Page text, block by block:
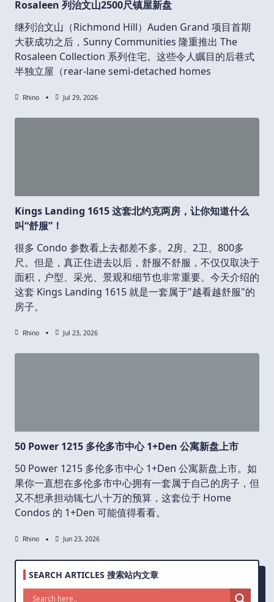
Rosaleen 列治文山2500尺镇屋新盘
继列治文山（Richmond Hill）Auden Grand 项目首期
大获成功之后，Sunny Communities 隆重推出 The
Rosaleen Collection 系列住宅。这些令人瞩目的后巷式
半独立屋（rear-lane semi-detached homes
Rhino Jul 29, 2026
Kings Landing 1615 这套北约克两房，让你知道什么
叫“舒服”！
很多 Condo 参数看上去都差不多。2房、2卫、800多
尺。但是，真正住进去以后，舒服不舒服，不仅仅取决于
面积，户型、采光、景观和细节也非常重要。今天介绍的
这套 Kings Landing 1615 就是一套属于"越看越舒服"的
房子。
Rhino Jul 23, 2026
50 Power 1215 多伦多市中心 1+Den 公寓新盘上市
50 Power 1215 多伦多市中心 1+Den 公寓新盘上市。如
果你一直想在多伦多市中心拥有一套属于自己的房子，但
又不想承担动辄七八十万的预算，这套位于 Home
Condos 的 1+Den 可能值得看看。
Rhino Jun 23, 2026
SEARCH ARTICLES 搜索站内文章